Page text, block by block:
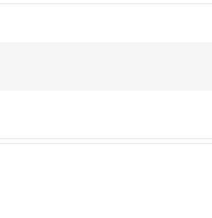
portfolio_4